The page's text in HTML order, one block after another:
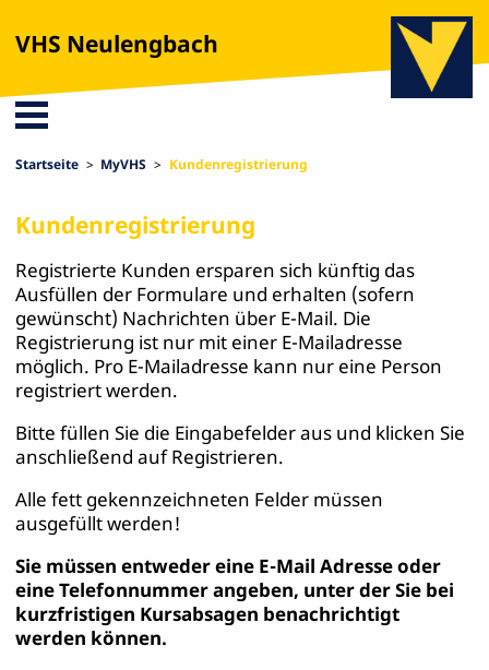
VHS Neulengbach
Startseite MyVHS Kundenregistrierung
Kundenregistrierung
Registrierte Kunden ersparen sich künftig das
Ausfüllen der Formulare und erhalten (sofern
gewünscht) Nachrichten über E-Mail. Die
Registrierung ist nur mit einer E-Mailadresse
möglich. Pro E-Mailadresse kann nur eine Person
registriert werden.
Bitte füllen Sie die Eingabefelder aus und klicken Sie
anschließend auf Registrieren.
Alle fett gekennzeichneten Felder müssen
ausgefüllt werden!
Sie müssen entweder eine E-Mail Adresse oder
eine Telefonnummer angeben, unter der Sie bei
kurzfristigen Kursabsagen benachrichtigt
werden können.